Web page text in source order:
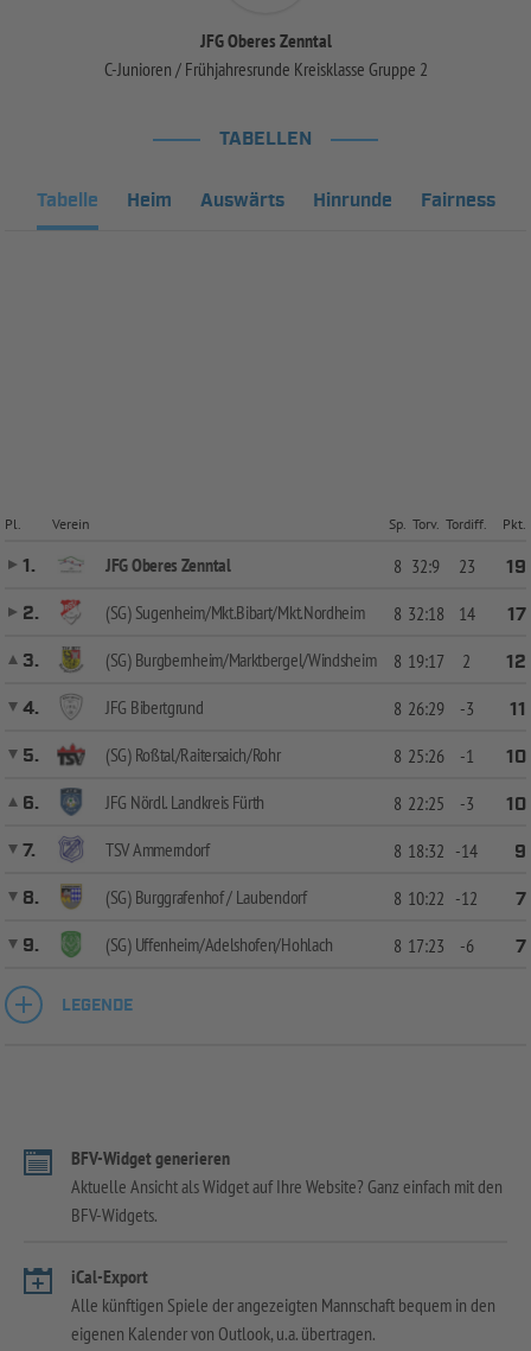
JFG Oberes Zenntal
C-Junioren / Frühjahresrunde Kreisklasse Gruppe 2
TABELLEN
Tabelle Heim Auswärts Hinrunde Fairness
Pl. Verein Sp. Torv. Tordiff. Pkt.
1. JFG Oberes Zenntal 8 32:9 23
19
2.
(SG) Sugenheim/Mkt.Bibart/Mkt.Nordheim 8 32:18 14
17
3.
(SG) Burgbernheim/Marktbergel/Windsheim 8 19:17 2
12
4.
JFG Bibertgrund 8 26:29 -3
11
5.
(SG) Roßtal/Raitersaich/Rohr 8 25:26 -1
10
6.
JFG Nördl. Landkreis Fürth 8 22:25 -3
10
7.
TSV Ammerndorf 8 18:32 -14
9
8.
(SG) Burggrafenhof / Laubendorf 8 10:22 -12
7
9.
(SG) Uffenheim/Adelshofen/Hohlach 8 17:23 -6 7
LEGENDE
BFV-Widget generieren
Aktuelle Ansicht als Widget auf Ihre Website? Ganz einfach mit den
BFV-Widgets.
iCal-Export
Alle künftigen Spiele der angezeigten Mannschaft bequem in den
eigenen Kalender von Outlook, u.a. übertragen.